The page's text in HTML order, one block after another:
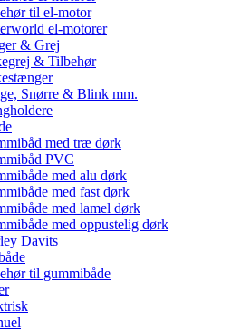
til el-motor
el-motorer
& Grej
& Tilbehør
Snørre & Blink mm.
med træ dørk
PVC
med alu dørk
med fast dørk
med lamel dørk
med oppustelig dørk
Davits
til gummibåde